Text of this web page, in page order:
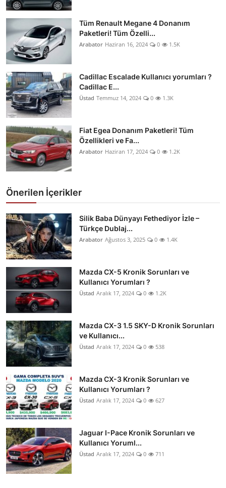
Tüm Renault Megane 4 Donanım
Paketleri! Tüm Özelli...
Arabator Haziran 16, 2024 0 1.5K
Cadillac Escalade Kullanıcı yorumları ?
Cadillac E...
Üstad Temmuz 14, 2024 0 1.3K
Fiat Egea Donanım Paketleri! Tüm
Özellikleri ve Fa...
Arabator Haziran 17, 2024 0 1.2K
Önerilen İçerikler
Silik Baba Dünyayı Fethediyor İzle –
Türkçe Dublaj...
Arabator Ağustos 3, 2025 0 1.4K
Mazda CX-5 Kronik Sorunları ve
Kullanıcı Yorumları ?
Üstad Aralık 17, 2024 0 1.2K
Mazda CX-3 1.5 SKY-D Kronik Sorunları
ve Kullanıcı...
Üstad Aralık 17, 2024 0 538
Mazda CX-3 Kronik Sorunları ve
Kullanıcı Yorumları ?
Üstad Aralık 17, 2024 0 627
Jaguar I-Pace Kronik Sorunları ve
Kullanıcı Yoruml...
Üstad Aralık 17, 2024 0 711